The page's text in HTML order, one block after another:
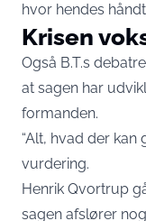
hvor hendes
Krisen
Også B.T.s
at sagen har
formanden.
“Alt, hvad der kan
vurdering.
Henrik Qvortrup
sagen afslører